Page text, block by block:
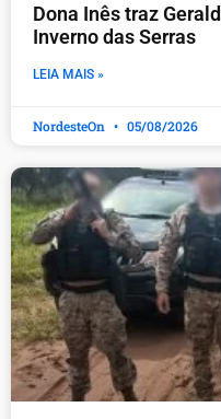
Dona Inês traz
Inverno das Serras
LEIA MAIS »
NordesteOn 05/08/2026